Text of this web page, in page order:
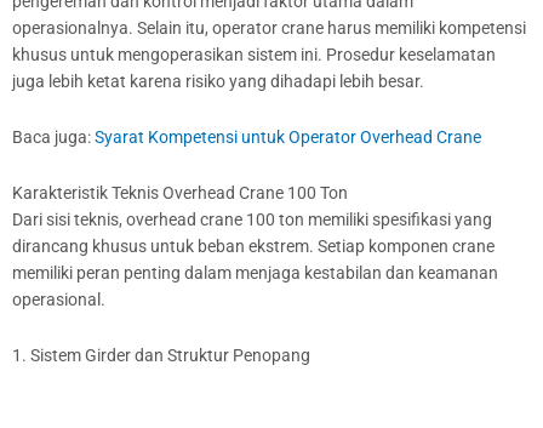
operasionalnya. Selain itu, operator crane harus memiliki kompetensi
khusus untuk mengoperasikan sistem ini. Prosedur keselamatan
juga lebih ketat karena risiko yang dihadapi lebih besar.
Baca juga:Syarat Kompetensi untuk Operator Overhead Crane
Karakteristik Teknis Overhead Crane 100 Ton
Dari sisi teknis, overhead crane 100 ton memiliki spesifikasi yang
dirancang khusus untuk beban ekstrem. Setiap komponen crane
memiliki peran penting dalam menjaga kestabilan dan keamanan
operasional.
1. Sistem Girder dan Struktur Penopang